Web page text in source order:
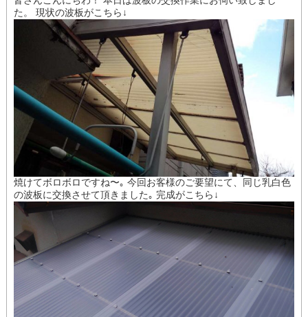
た。 現状の波板がこちら↓
焼けてボロボロですね〜｡ 今回お客様のご要望にて、同じ乳白色
の波板に交換させて頂きました｡ 完成がこちら↓